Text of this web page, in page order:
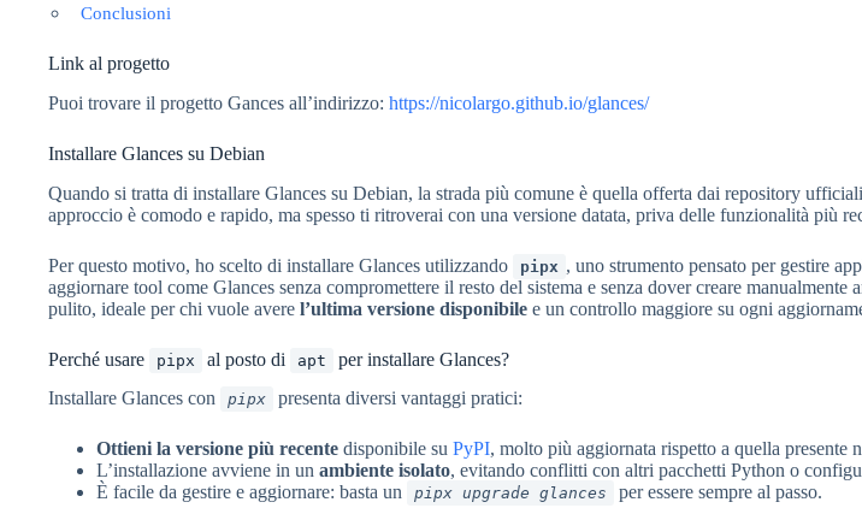
Conclusioni
Link al progetto
Puoi trovare il progetto Gances all’indirizzo: https://nicolargo.github.io/glances/
Installare Glances su Debian
Quando si tratta di installare Glances su Debian, la strada più comune è quella offerta dai repository
approccio è comodo e rapido, ma spesso ti ritroverai con una versione datata, priva delle funzionalità più
Per questo motivo, ho scelto di installare Glances utilizzando pipx , uno strumento pensato per gestire
aggiornare tool come Glances senza compromettere il resto del sistema e senza dover creare
pulito, ideale per chi vuole avere l’ultima versione disponibile e un controllo maggiore su ogni
Perché usare pipx al posto di apt
per installare Glances?
Installare Glances con
pipx presenta diversi vantaggi pratici:
Ottieni la versione più recente disponibile su PyPI, molto più aggiornata rispetto a quella presente
L’installazione avviene in un ambiente isolato, evitando conflitti con altri pacchetti Python o
È facile da gestire e aggiornare: basta un
pipx upgrade glances per essere sempre al passo.